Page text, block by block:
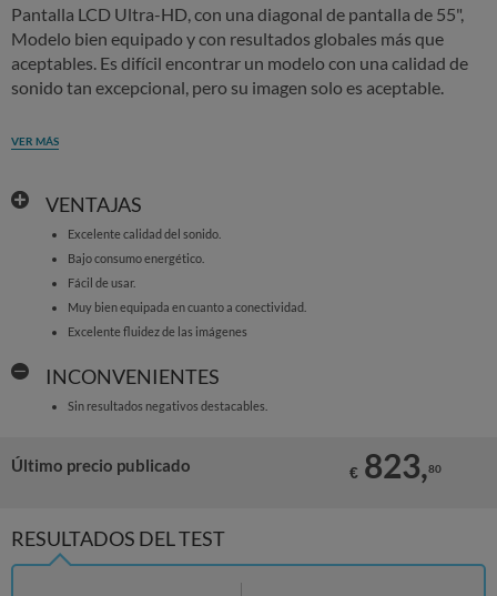
Pantalla LCD Ultra-HD, con una diagonal de pantalla de 55",
Modelo bien equipado y con resultados globales más que
aceptables. Es difícil encontrar un modelo con una calidad de
sonido tan excepcional, pero su imagen solo es aceptable.
VER MÁS
VENTAJAS
Excelente calidad del sonido.
Bajo consumo energético.
Fácil de usar.
Muy bien equipada en cuanto a conectividad.
Excelente fluidez de las imágenes
INCONVENIENTES
Sin resultados negativos destacables.
Último precio publicado € 823,80
RESULTADOS DEL TEST